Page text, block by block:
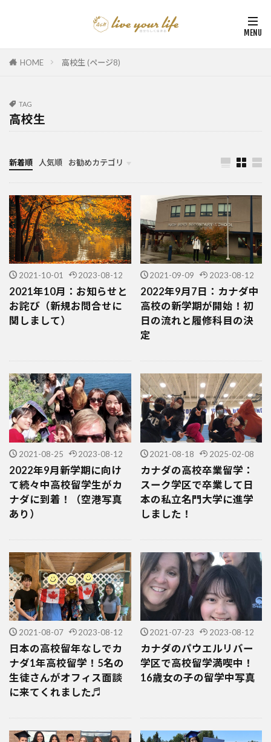
HOME 高校生 (ページ8)
TAG
高校生
新着順 人気順 お勧めカテゴリ
カナダ中学・高校留学
カナダ親子留学・教育移住
体験談（カナダ高校留学・親子移住）
カナダ留学カウンセリング内容実例集
2021-10-01 2023-08-12
2021年10月：お知らせと
お詫び（新規お問合せに
関しまして）
2021-09-09 2023-08-12
2022年9月7日：カナダ中
高校の新学期が開始！初
日の流れと履修科目の決
定
2021-08-25 2023-08-12
2022年9月新学期に向け
て続々中高校留学生がカ
ナダに到着！（空港写真
あり）
2021-08-18 2025-02-08
カナダの高校卒業留学：
スーク学区で卒業して日
本の私立名門大学に進学
しました！
2021-08-07 2023-08-12
日本の高校留年なしでカ
ナダ1年高校留学！5名の
生徒さんがオフィス面談
に来てくれました♬
2021-07-23 2023-08-12
カナダのパウエルリバー
学区で高校留学満喫中！
16歳女の子の留学中写真